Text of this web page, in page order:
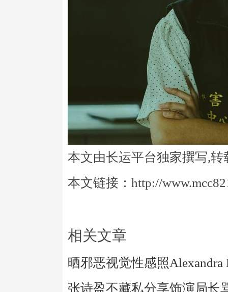
本文由长运平台独家撰写,转
本文链接：http://
相关文章
晒邪恶视觉性感照
张诗盈不藏私分享饰演局长